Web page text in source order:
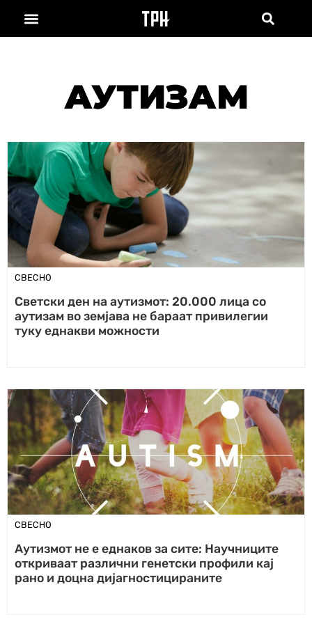
АУТИЗАМ
СВЕСНО
Светски ден на аутизмот: 20.000 лица со
аутизам во земјава не бараат привилегии
туку еднакви можности
СВЕСНО
Аутизмот не е еднаков за сите: Научниците
откриваат различни генетски профили кај
рано и доцна дијагностицираните